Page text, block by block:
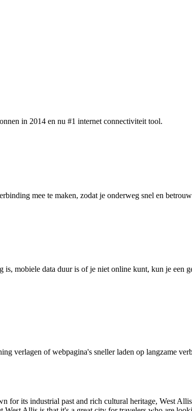
in 2014 en nu #1 internet connectiviteit tool.
mee te maken, zodat je onderweg snel en
mobiele data duur is of je niet online kunt, kun je een
verlagen of webpagina's sneller laden op langzame
its industrial past and rich cultural heritage, West